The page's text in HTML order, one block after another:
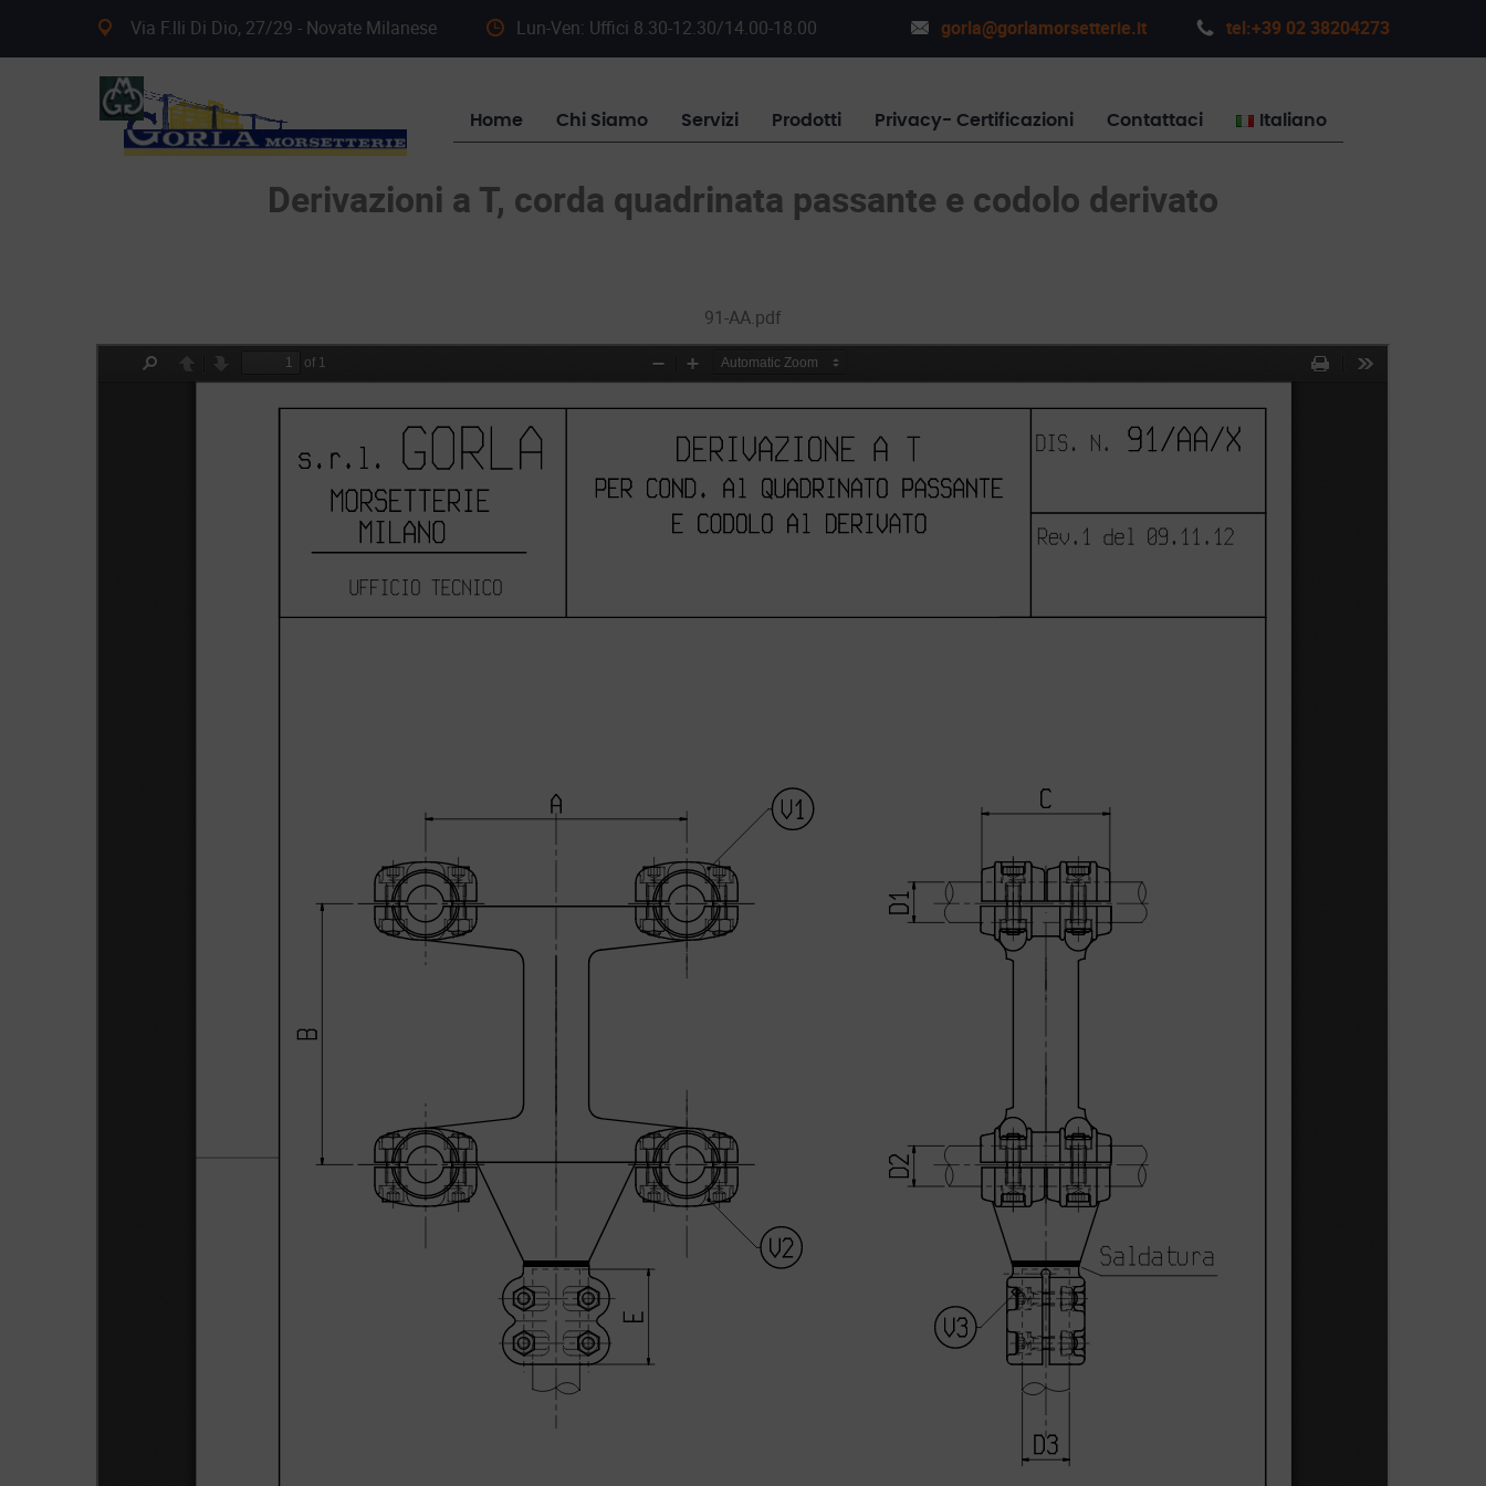
Via F.lli Di Dio, 27/29 - Novate Milanese Lun-Ven: Uffici 8.30-12.30/14.00-18.00 gorla@gorlamorsetterie.it tel:+39 02 38204273
Home Chi Siamo Servizi Prodotti Privacy- Certificazioni Contattaci Italiano
Derivazioni a T, corda quadrinata passante e codolo derivato
91-AA.pdf